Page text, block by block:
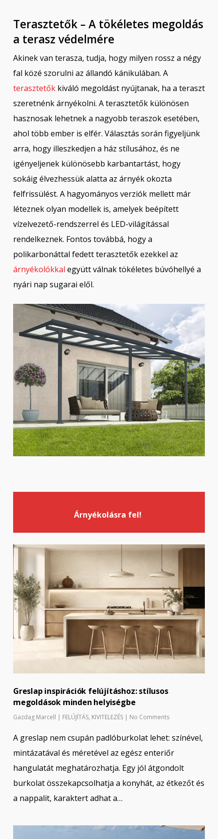
Terasztetők – A tökéletes megoldás
a terasz védelmére
Akinek van terasza, tudja, hogy milyen rossz a négy
fal közé szorulni az állandó kánikulában. A
terasztetőkkiváló megoldást nyújtanak, ha a teraszt
szeretnénk árnyékolni. A terasztetők különösen
hasznosak lehetnek a nagyobb teraszok esetében,
ahol több ember is elfér. Választás során figyeljünk
arra, hogy illeszkedjen a ház stílusához, és ne
igényeljenek különösebb karbantartást, hogy
sokáig élvezhessük alatta az árnyék okozta
felfrissülést. A hagyományos verziók mellett már
léteznek olyan modellek is, amelyek beépített
vízelvezető-rendszerrel és LED-világítással
rendelkeznek. Fontos továbbá, hogy a
polikarbonáttal fedett terasztetők ezekkel az
árnyékolókkal együtt válnak tökéletes búvóhellyé a
nyári nap sugarai elől.
Árnyékolásra fel!
Greslap inspirációk felújításhoz: stílusos
megoldások minden helyiségbe
Gazdag Marcell | FELÚJÍTÁS, KIVITELEZÉS | No Comments
A greslap nem csupán padlóburkolat lehet: színével,
mintázatával és méretével az egész enteriőr
hangulatát meghatározhatja. Egy jól átgondolt
burkolat összekapcsolhatja a konyhát, az étkezőt és
a nappalit, karaktert adhat a…